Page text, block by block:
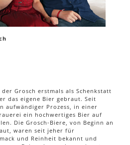
Grosch erstmals als Schenkstatt
das eigene Bier gebraut. Seit
aufwändiger Prozess, in einer
ein hochwertiges Bier auf
Die Grosch-Biere, von Beginn an
waren seit jeher für
und Reinheit bekannt und